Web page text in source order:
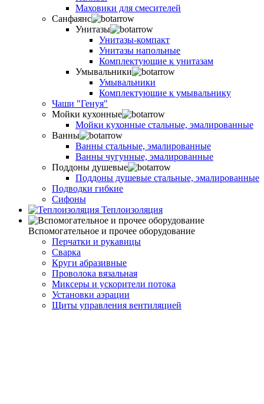
Маховики для смесителей
Санфаянс
Унитазы
Унитазы-компакт
Унитазы напольные
Комплектующие к унитазам
Умывальники
Умывальники
Комплектующие к умывальнику
Чаши "Генуя"
Мойки кухонные
Мойки кухонные стальные, эмалированные
Ванны
Ванны стальные, эмалированные
Ванны чугунные, эмалированные
Поддоны душевые
Поддоны душевые стальные, эмалированные
Подводки гибкие
Сифоны
Теплоизоляция
Вспомогательное и прочее оборудование
Перчатки и рукавицы
Сварка
Круги абразивные
Проволока вязальная
Миксеры и ускорители потока
Установки аэрации
Щиты управления вентиляцией